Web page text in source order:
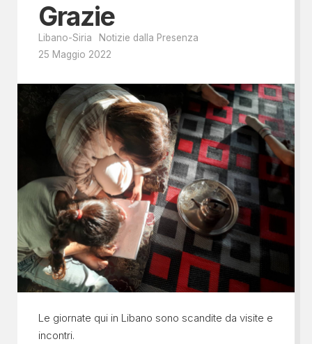
Grazie
Libano-Siria
Notizie dalla Presenza
25 Maggio 2022
Le giornate qui in Libano sono scandite da visite e
incontri.